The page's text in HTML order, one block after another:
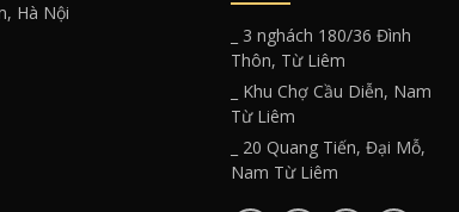
Hà Nội
_ 3 nghách 180/36 Đình
Thôn, Từ Liêm
_ Khu Chợ Cầu Diễn, Nam
Từ Liêm
_ 20 Quang Tiến, Đại Mỗ,
Nam Từ Liêm